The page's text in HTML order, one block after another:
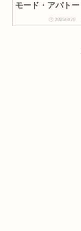
モード・アパトー
2025/8/20